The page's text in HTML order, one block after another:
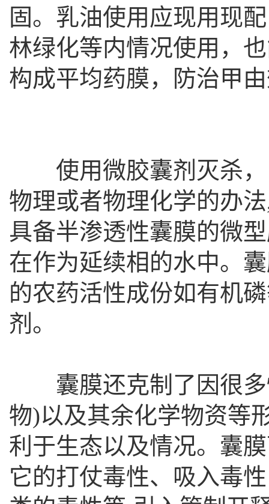
固。乳油使用应现用现
林绿化等内情况使用，
构成平均药膜，防治甲
使用微胶囊剂灭杀，
物理或者物理化学的办
具备半渗透性囊膜的微
在作为延续相的水中。
的农药活性成份如有机
剂。
囊膜还克制了因很多
物)以及其余化学物资等
利于生态以及情况。囊
它的打仗毒性、吸入毒